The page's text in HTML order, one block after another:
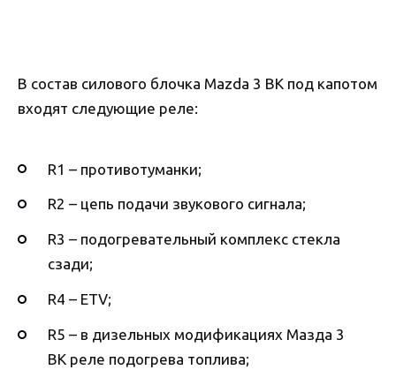
В состав силового блочка Mazda 3 BK под капотом
входят следующие реле:
R1 – противотуманки;
R2 – цепь подачи звукового сигнала;
R3 – подогревательный комплекс стекла
сзади;
R4 – ETV;
R5 – в дизельных модификациях Мазда 3
BK реле подогрева топлива;